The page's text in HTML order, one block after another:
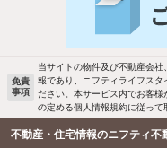
バス・トイレ別
洗濯機置場あり
エアコンあり
免責
事項
当サイトの物件及び不動産会
報であり、ニフティライフスタ
ださい。本サービス内でお客
の定める個人情報規約に従って
不動産・住宅情報のニフティ不